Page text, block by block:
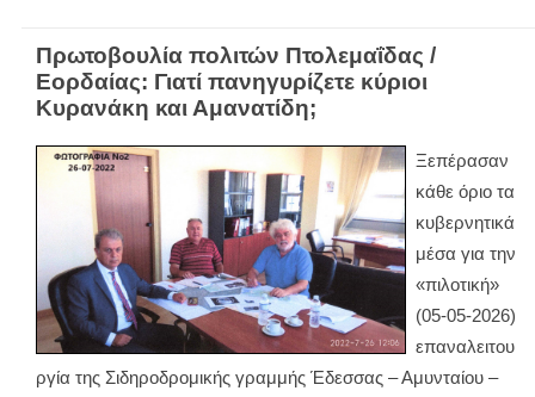
Πρωτοβουλία πολιτών Πτολεμαΐδας /
Εορδαίας: Γιατί πανηγυρίζετε κύριοι
Κυρανάκη και Αμανατίδη;
Ξεπέρασαν
κάθε όριο τα
κυβερνητικά
μέσα για την
«πιλοτική»
(05-05-2026)
επαναλειτου
ργία της Σιδηροδρομικής γραμμής Έδεσσας – Αμυνταίου –